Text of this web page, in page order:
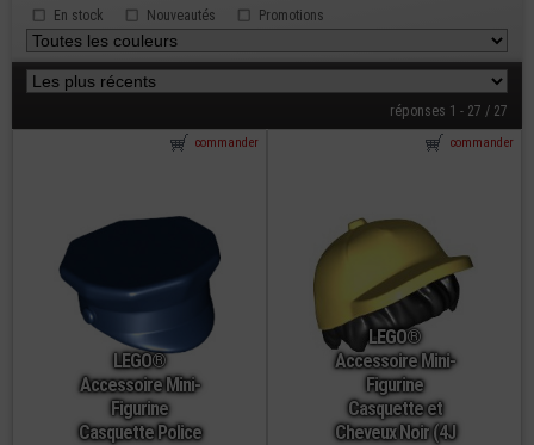
En stock Nouveautés Promotions
réponses 1 - 27 / 27
LEGO®
Accessoire Mini-
Figurine
Casquette Police
commander
LEGO®
Accessoire Mini-
Figurine
Casquette et
Cheveux Noir (4J
commander